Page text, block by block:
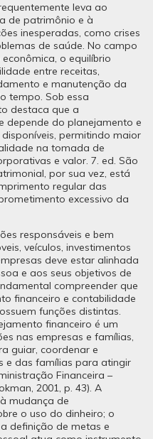
leva ao
de patrimônio e à
inesperadas, como crises
de saúde. No campo
o equilíbrio
entre receitas,
e manutenção da
tempo. Sob essa
destaca que a
depende do planejamento e
permitindo maior
na tomada de
e valor. 7. ed. São
por sua vez, está
regular das
excessivo da
responsáveis e bem
veículos, investimentos
deve estar alinhada
e aos seus objetivos de
compreender que
financeiro e contabilidade
funções distintas.
financeiro é um
nas empresas e famílias,
guiar, coordenar e
e das famílias para atingir
Financeira –
2001, p. 43). A
mudança de
o uso do dinheiro; o
definição de metas e